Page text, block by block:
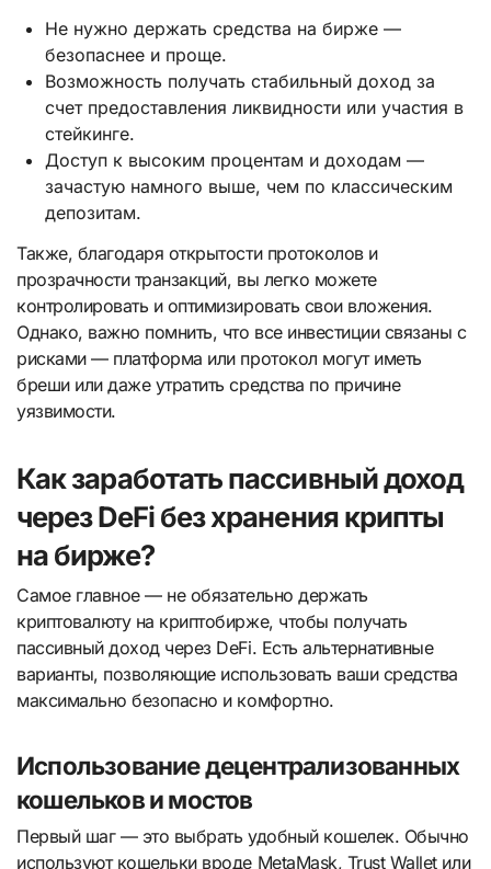
Не нужно держать средства на бирже —
безопаснее и проще.
Возможность получать стабильный доход за
счет предоставления ликвидности или участия в
стейкинге.
Доступ к высоким процентам и доходам —
зачастую намного выше, чем по классическим
депозитам.
Также, благодаря открытости протоколов и
прозрачности транзакций, вы легко можете
контролировать и оптимизировать свои вложения.
Однако, важно помнить, что все инвестиции связаны с
рисками — платформа или протокол могут иметь
бреши или даже утратить средства по причине
уязвимости.
Как заработать пассивный доход
через DeFi без хранения крипты
на бирже?
Самое главное — не обязательно держать
криптовалюту на криптобирже, чтобы получать
пассивный доход через DeFi. Есть альтернативные
варианты, позволяющие использовать ваши средства
максимально безопасно и комфортно.
Использование децентрализованных
кошельков и мостов
Первый шаг — это выбрать удобный кошелек. Обычно
используют кошельки вроде MetaMask, Trust Wallet или